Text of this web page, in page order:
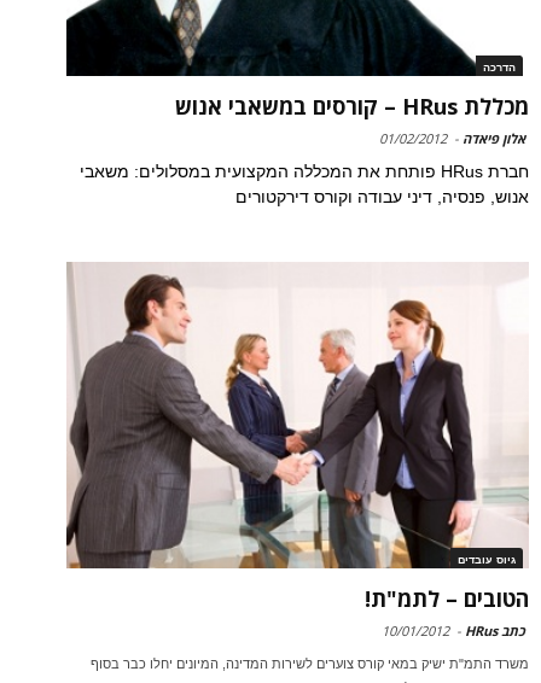
הדרכה
מכללת HRus – קורסים במשאבי אנוש
אלון פיאדה -
01/02/2012
חברת HRus פותחת את המכללה המקצועית במסלולים: משאבי
אנוש, פנסיה, דיני עבודה וקורס דירקטורים
גיוס עובדים
הטובים – לתמ"ת!
כתב HRus -
10/01/2012
משרד התמ"ת ישיק במאי קורס צוערים לשירות המדינה, המיונים יחלו כבר בסוף